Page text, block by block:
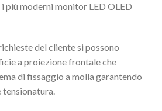
più moderni monitor LED OLED
del cliente si possono
a proiezione frontale che
di fissaggio a molla garantendo
tensionatura.